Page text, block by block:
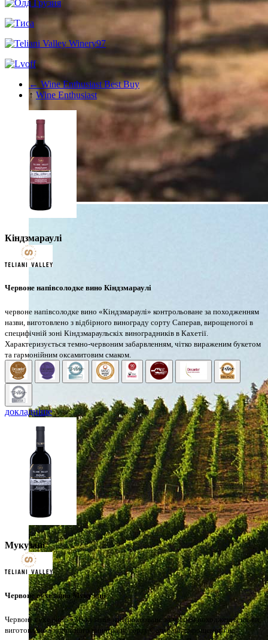
← Wine Enthusiast Best Buy
↑ Wine Enthusiast
Кіндзмараулі
Червоне напівсолодке вино Кіндзмараулі
червоне напівсолодке вино «Кіндзмараулі» контрольоване за походженням
назви, виготовлено з відбірного винограду сорту Саперав, вирощеногоі в
специфічній зоні Кіндзмараульскіх виноградників в Кахетії.
Характеризується темно-червоним забарвленням, чітко вираженим букетом
та гармонійним оксамитовим смаком.
докладніше
Мукузані
Червоне сухе вино Мукузані
Червоне сухе вино «Мукузані» контрольоване за місцем походження назви,
виготовлено з відбірного винограду сорту Сапераві, вирощеного на